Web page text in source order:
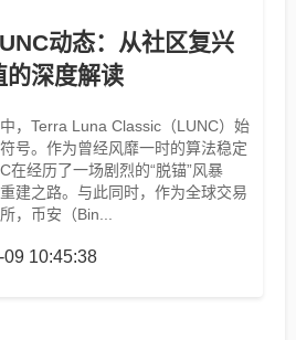
动态：从社区复兴
的深度解读
，Terra Luna Classic（LUNC）始
号。作为曾经风靡一时的算法稳定
在经历了一场剧烈的“脱锚”风暴
建之路。与此同时，作为全球交易
，币安（Bin...
10:45:38